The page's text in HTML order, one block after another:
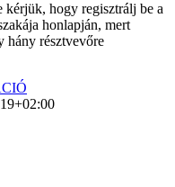
kérjük, hogy regisztrálj be a
honlapján, mert
hány résztvevőre